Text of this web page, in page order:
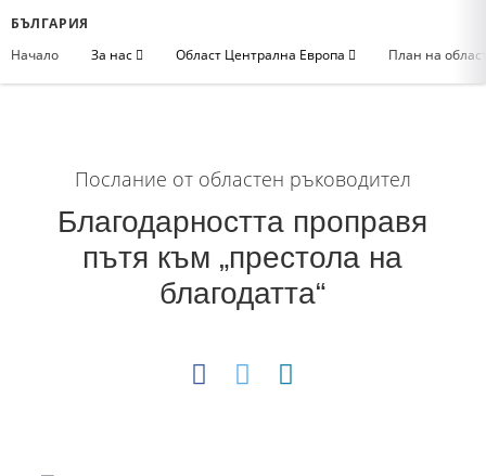
БЪЛГАРИЯ
Начало
За нас Област Централна Европа План на
Послание от областен ръководител
Благодарността проправя
пътя към „престола на
благодатта“